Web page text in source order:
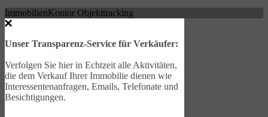
ImmobilienKontor Objekttracking
Unser Transparenz-Service für Verkäufer:
Verfolgen Sie hier in Echtzeit alle Aktivitäten,
die dem Verkauf Ihrer Immobilie dienen wie
Interessentenanfragen, Emails, Telefonate und
Besichtigungen.